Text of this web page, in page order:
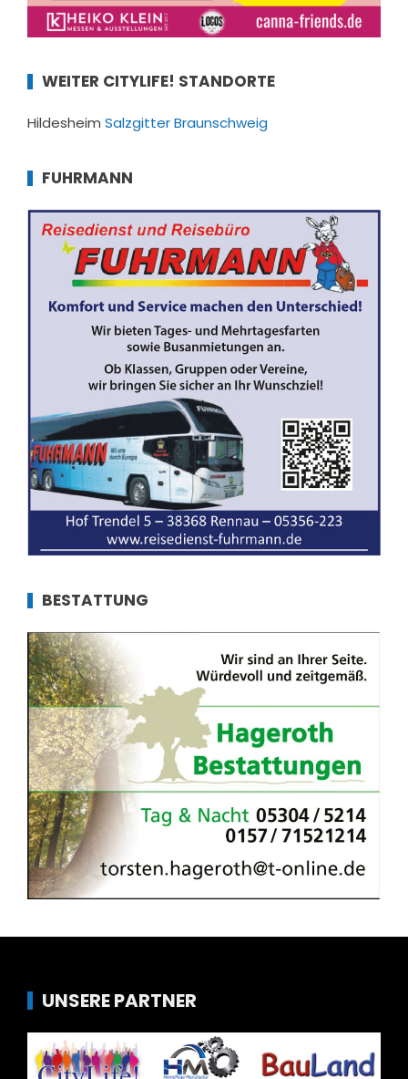
WEITER CITYLIFE! STANDORTE
Hildesheim SalzgitterBraunschweig
FUHRMANN
BESTATTUNG
UNSERE PARTNER